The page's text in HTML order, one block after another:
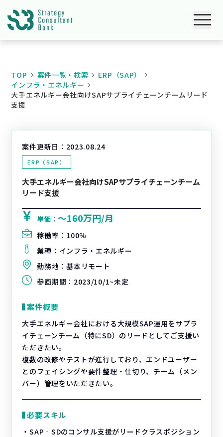
TOP 案件一覧・検索
ERP（SAP）
インフラ・エネルギー
大手エネルギー会社向けSAPサプライチェーンチームリード
支援
案件更新日： 2023.08.24
ERP（SAP）
大手エネルギー会社向けSAPサプライチェーンチーム
リード支援
単価：〜160万円/月
稼働率： 100%
業種： インフラ・エネルギー
勤務地：基本リモート
参画期間： 2023/10/1~未定
案件概要
大手エネルギー会社における大規模SAP運用をサプラ
イチェーンチーム（特にSD）のリードとしてご支援い
ただきたい。
複数の改修やテストが進行しており、エンドユーザー
とのフェイシングや要件整理・仕切り、チーム（メン
バー）管理をいただきたい。
必要スキル
・SAP‐SDのコンサル支援がリードクラスポジション